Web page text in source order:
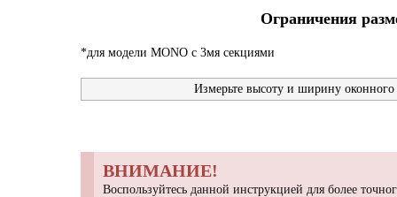
Ограничения
*для модели MONO с 3мя секциями
Измерьте высоту и ширину оконного
ВНИМАНИЕ!
Воспользуйтесь данной инструкцией для более